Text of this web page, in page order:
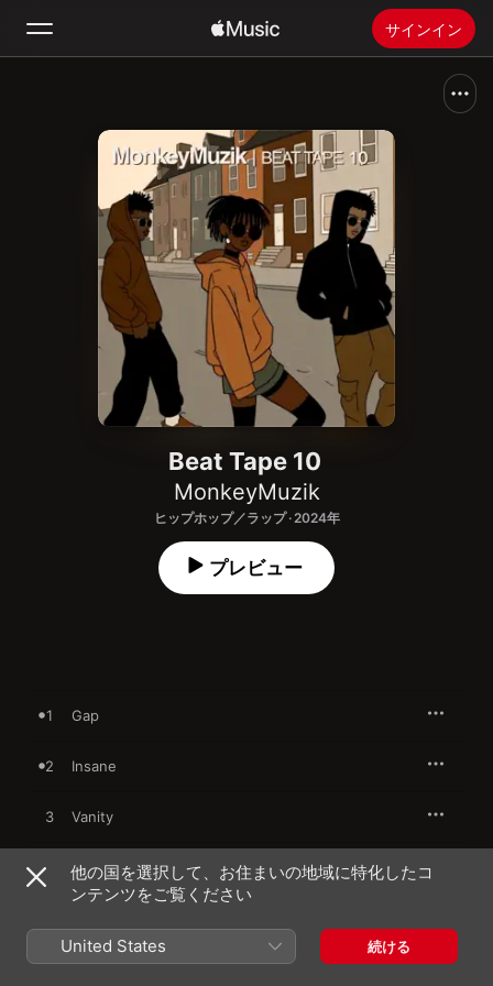
サインイン
新着おすすめ
ラジオ
Apple Musicをインストール
Beat Tape 10
MonkeyMuzik
ヒップホップ／ラップ · 2024年
プレビュー
1 Gap
2 Insane
3 Vanity
4 Replica
6 Imitation
他の国を選択して、お住まいの地域に特化したコ
ンテンツをご覧ください
United States 続ける